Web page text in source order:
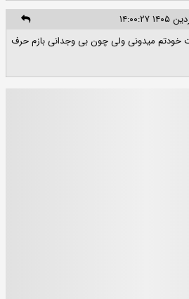
خودتم میدونی ولی چون بی وجدانی بازم حرف